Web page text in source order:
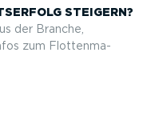
STEIGERN?
der Branche,
zum Flotten­ma­